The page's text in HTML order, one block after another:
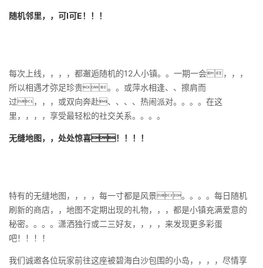
随机邻里，，可I可E！！！
每次上线，，，，都邂逅随机的12人小镇。。一期一会，，，
所以相遇才弥足珍贵。。或萍水相逢、、擦肩而
过，，，或双向奔赴、、、、热闹派对。。。。在这
里，，，，享受最轻松的社交关系。。。。
无缝地图，，处处惊喜！！！！
特有的无缝地图，，，，每一寸都是风景。。。。每日随机
刷新的商店，，地图不定期出现的礼物，，，都是小镇充满爱意的
秘密。。。。潇洒独⾏或⼆三好友，，，，来发现更多彩蛋
吧！！！！
我们诚邀各位玩家前往这座被碧海白沙包围的小岛，，，，尽情享